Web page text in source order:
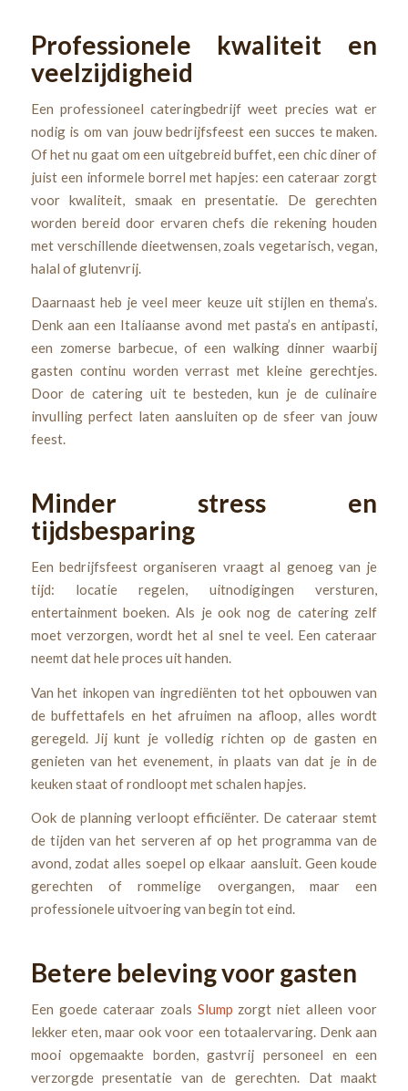
Professionele kwaliteit en
veelzijdigheid
Een professioneel cateringbedrijf weet precies wat er
nodig is om van jouw bedrijfsfeest een succes te maken.
Of het nu gaat om een uitgebreid buffet, een chic diner of
juist een informele borrel met hapjes: een cateraar zorgt
voor kwaliteit, smaak en presentatie. De gerechten
worden bereid door ervaren chefs die rekening houden
met verschillende dieetwensen, zoals vegetarisch, vegan,
halal of glutenvrij.
Daarnaast heb je veel meer keuze uit stijlen en thema’s.
Denk aan een Italiaanse avond met pasta’s en antipasti,
een zomerse barbecue, of een walking dinner waarbij
gasten continu worden verrast met kleine gerechtjes.
Door de catering uit te besteden, kun je de culinaire
invulling perfect laten aansluiten op de sfeer van jouw
feest.
Minder stress en
tijdsbesparing
Een bedrijfsfeest organiseren vraagt al genoeg van je
tijd: locatie regelen, uitnodigingen versturen,
entertainment boeken. Als je ook nog de catering zelf
moet verzorgen, wordt het al snel te veel. Een cateraar
neemt dat hele proces uit handen.
Van het inkopen van ingrediënten tot het opbouwen van
de buffettafels en het afruimen na afloop, alles wordt
geregeld. Jij kunt je volledig richten op de gasten en
genieten van het evenement, in plaats van dat je in de
keuken staat of rondloopt met schalen hapjes.
Ook de planning verloopt efficiënter. De cateraar stemt
de tijden van het serveren af op het programma van de
avond, zodat alles soepel op elkaar aansluit. Geen koude
gerechten of rommelige overgangen, maar een
professionele uitvoering van begin tot eind.
Betere beleving voor gasten
Een goede cateraar zoals Slump zorgt niet alleen voor
lekker eten, maar ook voor een totaalervaring. Denk aan
mooi opgemaakte borden, gastvrij personeel en een
verzorgde presentatie van de gerechten. Dat maakt